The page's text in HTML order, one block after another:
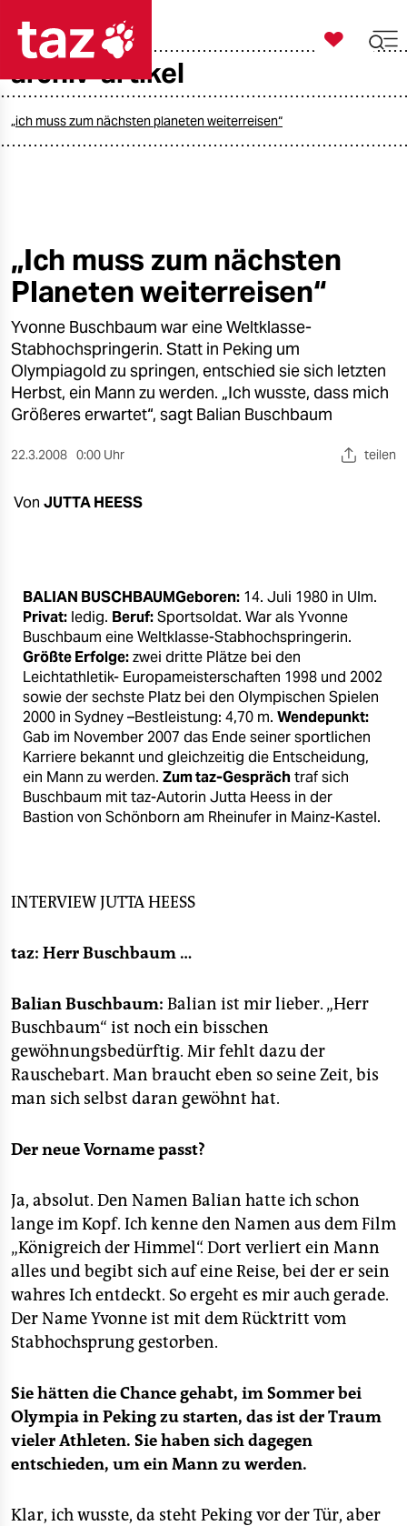
taz zahl ich
öko
gesellschaft
kultur
sport
berlin
nord
wahrheit
veranstaltungen
shop
fragen & hilfe
unterstützen
abo
genossenschaft
epaper login

taz zahl ich
archiv-artikel
„ich muss zum nächsten planeten weiterreisen“
„Ich muss zum nächsten
Planeten weiterreisen“
Yvonne Buschbaum war eine Weltklasse-
Stabhochspringerin. Statt in Peking um
Olympiagold zu springen, entschied sie sich letzten
Herbst, ein Mann zu werden. „Ich wusste, dass mich
Größeres erwartet“, sagt Balian Buschbaum
22.3.2008 0:00 Uhr teilen
Von JUTTA HEESS
BALIAN BUSCHBAUMGeboren: 14. Juli 1980 in Ulm.
Privat: ledig. Beruf:Sportsoldat. War als Yvonne
Buschbaum eine Weltklasse-Stabhochspringerin.
Größte Erfolge:zwei dritte Plätze bei den
Leichtathletik- Europameisterschaften 1998 und 2002
sowie der sechste Platz bei den Olympischen Spielen
2000 in Sydney –Bestleistung: 4,70 m. Wendepunkt:
Gab im November 2007 das Ende seiner sportlichen
Karriere bekannt und gleichzeitig die Entscheidung,
ein Mann zu werden. Zum taz-Gesprächtraf sich
Buschbaum mit taz-Autorin Jutta Heess in der
Bastion von Schönborn am Rheinufer in Mainz-Kastel.
INTERVIEWJUTTA HEESS
taz: Herr Buschbaum …
Balian Buschbaum: Balian ist mir lieber. „Herr
Buschbaum“ ist noch ein bisschen
gewöhnungsbedürftig. Mir fehlt dazu der
Rauschebart. Man braucht eben so seine Zeit, bis
man sich selbst daran gewöhnt hat.
Der neue Vorname passt?
Ja, absolut. Den Namen Balian hatte ich schon
lange im Kopf. Ich kenne den Namen aus dem Film
„Königreich der Himmel“. Dort verliert ein Mann
alles und begibt sich auf eine Reise, bei der er sein
wahres Ich entdeckt. So ergeht es mir auch gerade.
Der Name Yvonne ist mit dem Rücktritt vom
Stabhochsprung gestorben.
Sie hätten die Chance gehabt, im Sommer bei
Olympia in Peking zu starten, das ist der Traum
vieler Athleten. Sie haben sich dagegen
entschieden, um ein Mann zu werden.
Klar, ich wusste, da steht Peking vor der Tür, aber